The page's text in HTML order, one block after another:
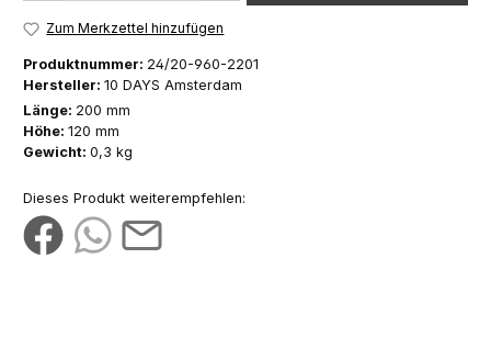
Zum Merkzettel hinzufügen
Produktnummer: 24/20-960-2201
Hersteller: 10 DAYS Amsterdam
Länge: 200 mm
Höhe: 120 mm
Gewicht: 0,3 kg
Dieses Produkt weiterempfehlen: